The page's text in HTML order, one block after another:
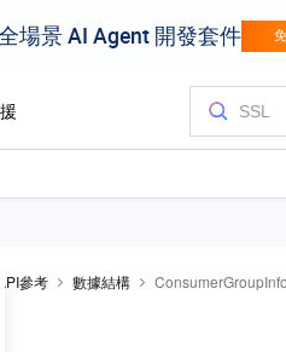
API參考 數據結構 ConsumerGroupInfo